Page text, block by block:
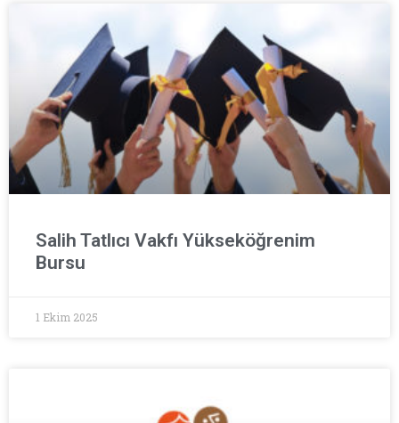
Salih Tatlıcı Vakfı Yükseköğrenim
Bursu
1 Ekim 2025